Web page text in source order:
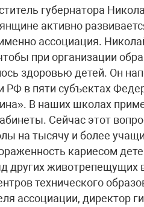
губернатора
активно
ассоциация.
при организации
здоровью детей. Он
в пяти субъектах
В наших школах
Сейчас этот
на тысячу и более
кариесом
других животрепещущих
технического
ассоциации, директор